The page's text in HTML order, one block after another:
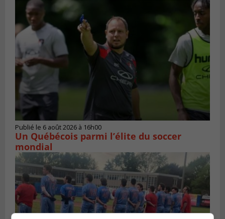
Publié le 6 août 2026 à 16h00
Un Québécois parmi l’élite du soccer
mondial